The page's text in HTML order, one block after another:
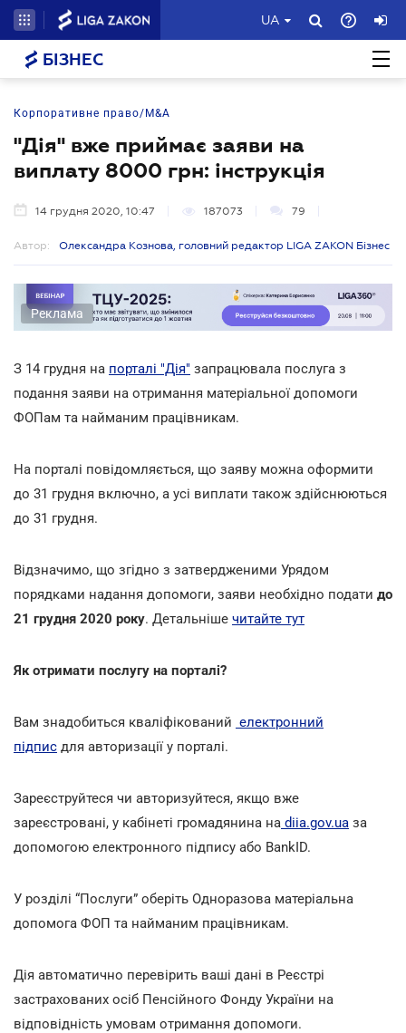
UA
БІЗНЕС
Корпоративне право/M&A
"Дія" вже приймає заяви на
виплату 8000 грн: інструкція
14 грудня 2020, 10:47 187073 79
Автор: Олександра Кознова, головний редактор LIGA ZAKON Бізнес
Реклама
З 14 грудня на порталі "Дія" запрацювала послуга з
подання заяви на отримання матеріальної допомоги
ФОПам та найманим працівникам.
На порталі повідомляється, що заяву можна оформити
до 31 грудня включно, а усі виплати також здійснюються
до 31 грудня.
Відзначимо, що згідно з затвердженими Урядом
порядками надання допомоги, заяви необхідно подати до
21 грудня 2020 року. Детальніше читайте тут
Як отримати послугу на порталі?
Вам знадобиться кваліфікований електронний
підпис для авторизації у порталі.
Зареєструйтеся чи авторизуйтеся, якщо вже
зареєстровані, у кабінеті громадянина на diia.gov.ua за
допомогою електронного підпису або BankID.
У розділі “Послуги” оберіть Одноразова матеріальна
допомога ФОП та найманим працівникам.
Дія автоматично перевірить ваші дані в Реєстрі
застрахованих осіб Пенсійного Фонду України на
відповідність умовам отримання допомоги.